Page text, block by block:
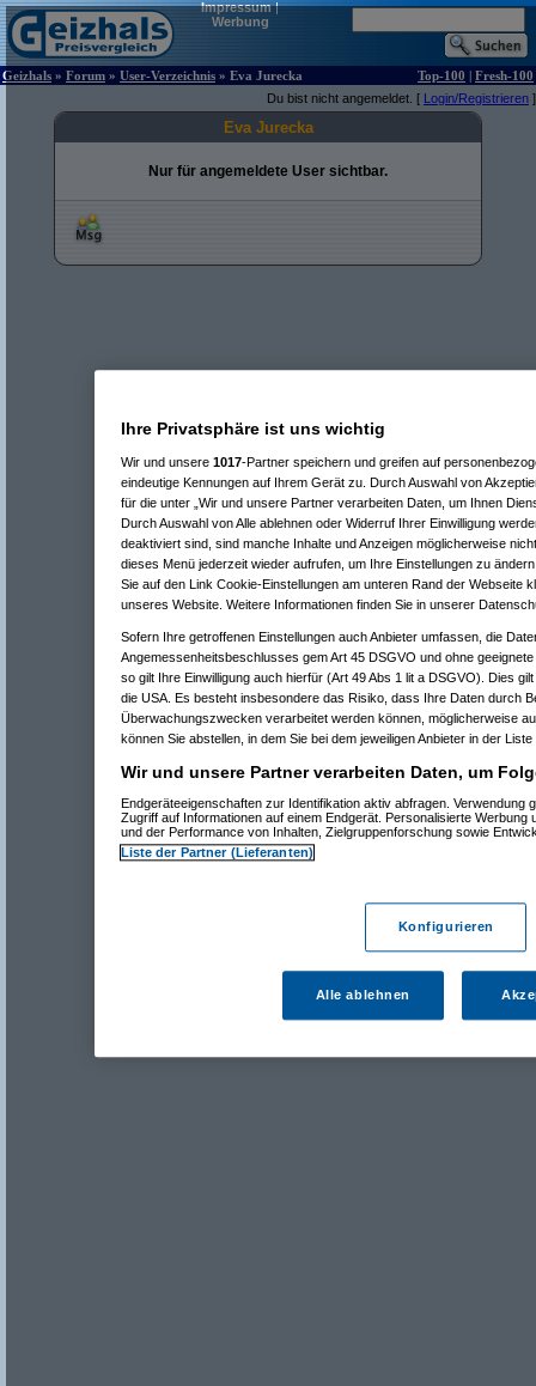
Impressum|
Werbung
Geizhals » Forum » User-Verzeichnis » Eva Jurecka Top-100 | Fresh-100
Du bist nicht angemeldet. [ Login/Registrieren ]
Eva Jurecka
Nur für angemeldete User sichtbar.
Ihre Privatsphäre ist uns wichtig
Wir und unsere 1017-Partner speichern und greifen auf
eindeutige Kennungen auf Ihrem Gerät zu. Durch Auswahl von
für die unter „Wir und unsere Partner verarbeiten Daten, um Ihnen
Durch Auswahl von Alle ablehnen oder Widerruf Ihrer Einwilligung
deaktiviert sind, sind manche Inhalte und Anzeigen möglicherweise
dieses Menü jederzeit wieder aufrufen, um Ihre Einstellungen zu
Sie auf den Link Cookie-Einstellungen am unteren Rand der Webseite
unseres Website. Weitere Informationen finden Sie in unserer
Sofern Ihre getroffenen Einstellungen auch Anbieter umfassen, die
Angemessenheitsbeschlusses gem Art 45 DSGVO und ohne
so gilt Ihre Einwilligung auch hierfür (Art 49 Abs 1 lit a DSGVO). Dies
die USA. Es besteht insbesondere das Risiko, dass Ihre Daten durch
Überwachungszwecken verarbeitet werden können, möglicherweise
können Sie abstellen, in dem Sie bei dem jeweiligen Anbieter in der
Wir und unsere Partner verarbeiten Daten, um
Endgeräteeigenschaften zur Identifikation aktiv abfragen. Verwendung
Zugriff auf Informationen auf einem Endgerät. Personalisierte Werbung
und der Performance von Inhalten, Zielgruppenforschung sowie
Liste der Partner (Lieferanten)
Konfigurieren
Alle ablehnen